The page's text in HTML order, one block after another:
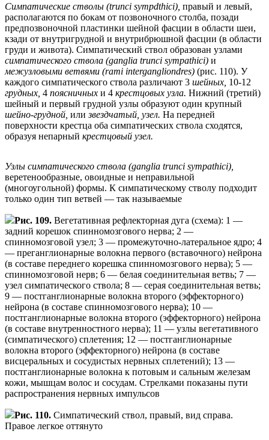
Симпатические стволы (trunci sympdthici), правый и левый,
располагаются по бокам от позвоночного столба, позади
предпозвоночной пластинки шейной фасции в области шеи,
кзади от внутригрудной и внутрибрюшной фасции (в области
груди и живота). Симпатический ствол образован узлами
симпатического ствола (ganglia trunci sympathici) и
межузловыми ветвями (rami intergangliondres) (рис. 110). У
каждого симпатического ствола различают 3 шейных, 10-12
грудных, 4 поясничных и 4 крестцовых узла. Нижний (третий)
шейный и первый грудной узлы образуют один крупный
шейно-грудной, илизвездчатый, узел. На передней
поверхности крестца оба симпатических ствола сходятся,
образуя непарный крестцовый узел.
Узлы симпатического ствола (ganglia trunci sympathici),
веретенообразные, овоидные и неправильной
(многоугольной) формы. К симпатическому стволу подходит
только один тип ветвей — так называемые
Рис. 109. Вегетативная рефлекторная дуга (схема): 1 —
задний корешок спинномозгового нерва; 2 —
спинномозговой узел; 3 — промежуточно-латеральное ядро; 4
— преганглионарные волокна первого (вставочного) нейрона
(в составе переднего корешка спинномозгового нерва); 5 —
спинномозговой нерв; 6 — белая соединительная ветвь; 7 —
узел симпатического ствола; 8 — серая соединительная ветвь;
9 — постганглионарные волокна второго (эффекторного)
нейрона (в составе спинномозгового нерва); 10 —
постганглионарные волокна второго (эффекторного) нейрона
(в составе внутренностного нерва); 11 — узлы вегетативного
(симпатического) сплетения; 12 — постганглионарные
волокна второго (эффекторного) нейрона (в составе
висцеральных и сосудистых нервных сплетений); 13 —
постганглионарные волокна к потовым и сальным железам
кожи, мышцам волос и сосудам. Стрелками показаны пути
распространения нервных импульсов
Рис. 110. Симпатический ствол, правый, вид справа.
Правое легкое оттянуто